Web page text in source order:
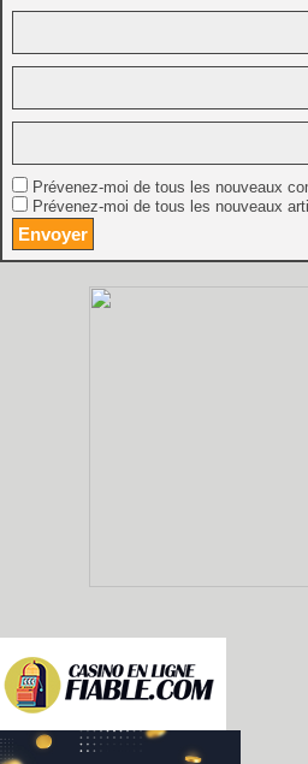
Prévenez-moi de tous les nouveaux
Prévenez-moi de tous les nouveaux